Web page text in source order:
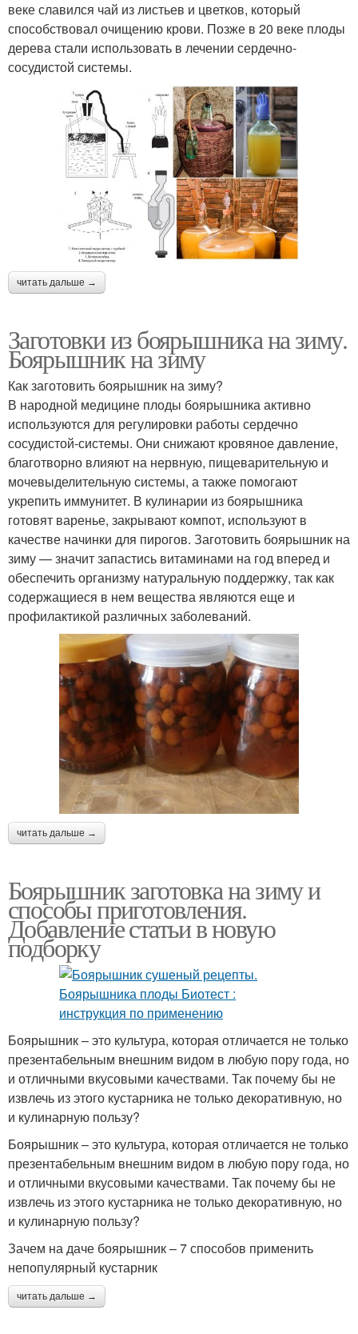
веке славился чай из листьев и цветков, который
способствовал очищению крови. Позже в 20 веке плоды
дерева стали использовать в лечении сердечно-
сосудистой системы.
читать дальше →
Заготовки из боярышника на зиму.
Боярышник на зиму
Как заготовить боярышник на зиму?
В народной медицине плоды боярышника активно
используются для регулировки работы сердечно
сосудистой-системы. Они снижают кровяное давление,
благотворно влияют на нервную, пищеварительную и
мочевыделительную системы, а также помогают
укрепить иммунитет. В кулинарии из боярышника
готовят варенье, закрывают компот, используют в
качестве начинки для пирогов. Заготовить боярышник на
зиму — значит запастись витаминами на год вперед и
обеспечить организму натуральную поддержку, так как
содержащиеся в нем вещества являются еще и
профилактикой различных заболеваний.
читать дальше →
Боярышник заготовка на зиму и
способы приготовления.
Добавление статьи в новую
подборку
Боярышник – это культура, которая отличается не только
презентабельным внешним видом в любую пору года, но
и отличными вкусовыми качествами. Так почему бы не
извлечь из этого кустарника не только декоративную, но
и кулинарную пользу?
Боярышник – это культура, которая отличается не только
презентабельным внешним видом в любую пору года, но
и отличными вкусовыми качествами. Так почему бы не
извлечь из этого кустарника не только декоративную, но
и кулинарную пользу?
Зачем на даче боярышник – 7 способов применить
непопулярный кустарник
читать дальше →